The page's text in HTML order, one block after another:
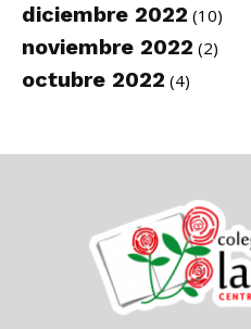
diciembre 2022 (10)
noviembre 2022 (2)
octubre 2022 (4)